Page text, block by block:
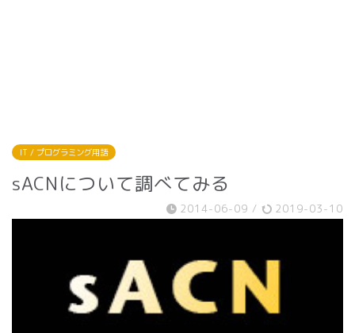
IT / プログラミング用語
sACNについて調べてみる
2014-06-09 / 2019-03-10